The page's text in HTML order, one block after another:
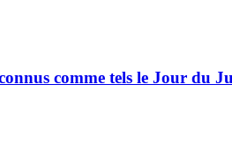
comme tels le Jour du